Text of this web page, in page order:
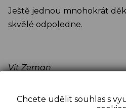
Ještě jednou mnohokrát
skvělé odpoledne.
Vít Zeman
STUDIUM
Chcete udělit souhlas s